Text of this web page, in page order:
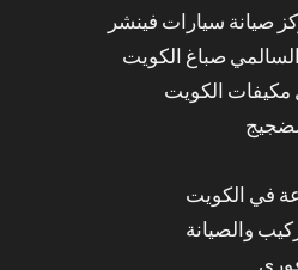
صيانة سيارات فينشر
صباغ الكويت
مكيفات الكويت
والصيانة